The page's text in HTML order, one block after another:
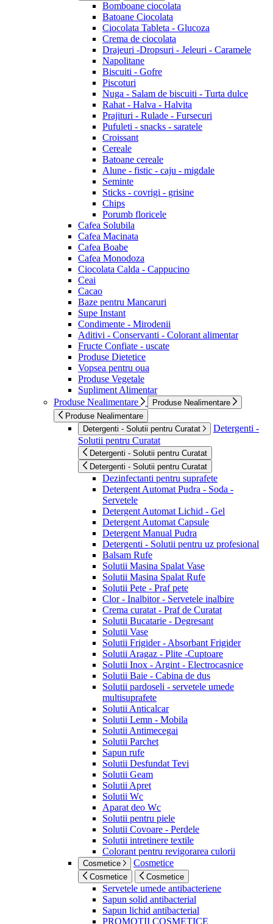
Bomboane ciocolata
Batoane Ciocolata
Ciocolata Tableta - Glucoza
Crema de ciocolata
Drajeuri -Dropsuri - Jeleuri - Caramele
Napolitane
Biscuiti - Gofre
Piscoturi
Nuga - Salam de biscuiti - Turta dulce
Rahat - Halva - Halvita
Prajituri - Rulade - Fursecuri
Pufuleti - snacks - saratele
Croissant
Cereale
Batoane cereale
Alune - fistic - caju - migdale
Seminte
Sticks - covrigi - grisine
Chips
Porumb floricele
Cafea Solubila
Cafea Macinata
Cafea Boabe
Cafea Monodoza
Ciocolata Calda - Cappucino
Ceai
Cacao
Baze pentru Mancaruri
Supe Instant
Condimente - Mirodenii
Aditivi - Conservanti - Colorant alimentar
Fructe Confiate - uscate
Produse Dietetice
Vopsea pentru oua
Produse Vegetale
Supliment Alimentar
Produse Nealimentare
Produse Nealimentare
Produse Nealimentare
Detergenti - Solutii pentru Curatat
Detergenti -
Solutii pentru Curatat
Detergenti - Solutii pentru Curatat
Detergenti - Solutii pentru Curatat
Dezinfectanti pentru suprafete
Detergent Automat Pudra - Soda -
Servetele
Detergent Automat Lichid - Gel
Detergent Automat Capsule
Detergent Manual Pudra
Detergenti - Solutii pentru uz profesional
Balsam Rufe
Solutii Masina Spalat Vase
Solutii Masina Spalat Rufe
Solutii Pete - Praf pete
Clor - Inalbitor - Servetele inalbire
Crema curatat - Praf de Curatat
Solutii Bucatarie - Degresant
Solutii Vase
Solutii Frigider - Absorbant Frigider
Solutii Aragaz - Plite -Cuptoare
Solutii Inox - Argint - Electrocasnice
Solutii Baie - Cabina de dus
Solutii pardoseli - servetele umede
multisuprafete
Solutii Anticalcar
Solutii Lemn - Mobila
Solutii Antimecegai
Solutii Parchet
Sapun rufe
Solutii Desfundat Tevi
Solutii Geam
Solutii Apret
Solutii Wc
Aparat deo Wc
Solutii pentru piele
Solutii Covoare - Perdele
Solutii intretinere textile
Colorant pentru revigorarea culorii
Cosmetice Cosmetice
Cosmetice Cosmetice
Servetele umede antibacteriene
Sapun solid antibacterial
Sapun lichid antibacterial
PROMOTII COSMETICE